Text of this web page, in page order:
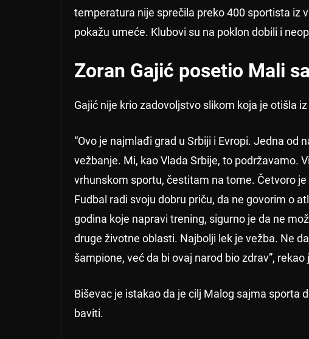
temperatura nije sprečila preko 400 sportista iz
pokažu umeće. Klubovi su na poklon dobili i
Zoran Gajić posetio Mali
Gajić nije krio zadovoljstvo slikom koja je otišla
“Ovo je najmlađi grad u Srbiji i Evropi. Jedna od
vežbanje. Mi, kao Vlada Srbije, to podržavamo.
vrhunskom sportu, čestitam na tome. Četvoro
Fudbal radi svoju dobru priču, da ne govorim o
godina koje napravi trening, sigurno je da ne
druge životne oblasti. Najbolji lek je vežba. Ne
šampione, već da bi ovaj narod bio zdrav”, rekao
Biševac je istakao da je cilj Malog sajma sporta
baviti.